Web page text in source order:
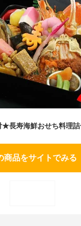
商品をサイトでみる